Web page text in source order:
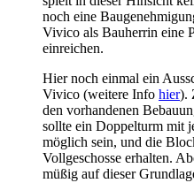
noch eine
Vivico als Bauherrin eine
einreichen.
Hier noch einmal ein
Vivico (weitere Info hier).
den vorhandenen
sollte ein Doppelturm mit
möglich sein, und die
Vollgeschosse erhalten.
müßig auf dieser